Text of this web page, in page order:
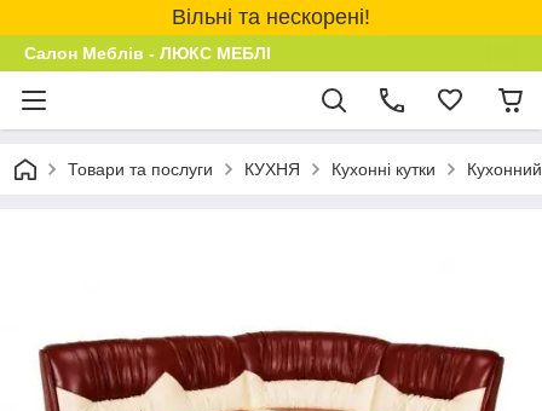
Вільні та нескорені!
Салон Меблів - ЛЮКС МЕБЛІ
Товари та послуги КУХНЯ Кухонні кутки